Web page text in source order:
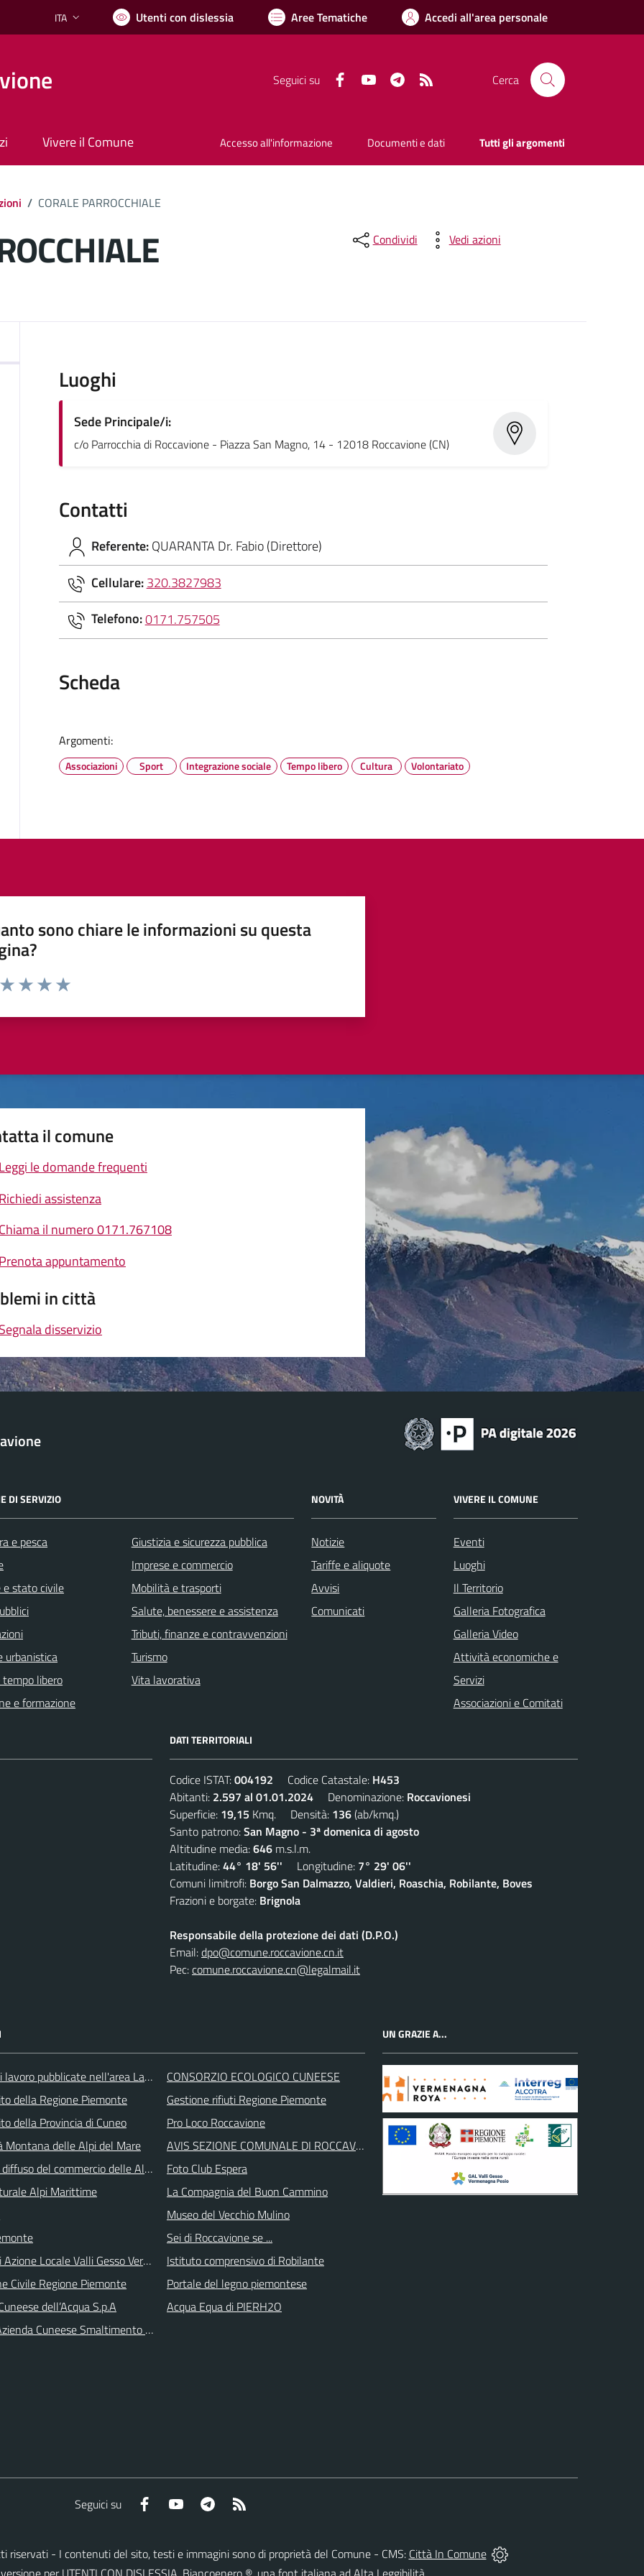
Lingua attiva:
ITA Utenti con dislessia Aree Tematiche Accedi all'area personale
Seguici su FacebookYouTube Telegram Cerca
Vivere il Comune Accesso all'informazione Documenti e dati Tutti gli argomenti
/ CORALE PARROCCHIALE
Condividi Vedi azioni
Luoghi
Sede Principale/i:
c/o Parrocchia di Roccavione - Piazza San Magno, 14 - 12018 Roccavione (CN)
Contatti
Referente:QUARANTA Dr. Fabio (Direttore)
Cellulare:320.3827983
Telefono:0171.757505
Scheda
Argomenti:
Associazioni Sport Integrazione sociale Tempo libero Cultura Volontariato
sono chiare le informazioni su questa
da 1 a 5 stelle la pagina
il comune
Leggi le domande frequenti
Richiedi assistenza
Chiama il numero 0171.767108
Prenota appuntamento
in città
Segnala disservizio
DI SERVIZIO
e pesca
e stato civile
urbanistica
libero
e formazione
Giustizia e sicurezza pubblica
Imprese e commercio
Mobilità e trasporti
Salute, benessere e assistenza
Tributi, finanze e contravvenzioni
Turismo
Vita lavorativa
NOVITÀ
Notizie
Tariffe e aliquote
Avvisi
Comunicati
VIVERE IL COMUNE
Eventi
Luoghi
Il Territorio
Galleria Fotografica
Galleria Video
Attività economiche e
Servizi
Associazioni e Comitati
DATI TERRITORIALI
Codice ISTAT:004192 Codice Catastale: H453
Abitanti: 2.597 al 01.01.2024 Denominazione: Roccavionesi
Superficie: 19,15 Kmq. Densità: 136(ab/kmq.)
Santo patrono:San Magno - 3ª domenica di agosto
Altitudine media:646 m.s.l.m.
Latitudine:44° 18' 56'' Longitudine: 7° 29' 06''
Comuni limitrofi: Borgo San Dalmazzo, Valdieri, Roaschia, Robilante, Boves
Frazioni e borgate: Brignola
Responsabile della protezione dei dati (D.P.O.)
Email:dpo@comune.roccavione.cn.it
Pec:comune.roccavione.cn@legalmail.it
lavoro pubblicate nell'area Lavoro di Piemonte Tu
della Regione Piemonte
della Provincia di Cuneo
Montana delle Alpi del Mare
del commercio delle Alpi Marittime
Alpi Marittime
Azione Locale Valli Gesso Vermenagna Pesio
Civile Regione Piemonte
dell’Acqua S.p.A
Cuneese Smaltimento Rifiuti
CONSORZIO ECOLOGICO CUNEESE
Gestione rifiuti Regione Piemonte
Pro Loco Roccavione
AVIS SEZIONE COMUNALE DI ROCCAVIONE
Foto Club Espera
La Compagnia del Buon Cammino
Museo del Vecchio Mulino
Sei di Roccavione se ...
Istituto comprensivo di Robilante
Portale del legno piemontese
Acqua Equa di PIERH2O
UN GRAZIE A...
Seguici su Facebook YouTube Telegram
riservati - I contenuti del sito, testi e immagini sono di proprietà del Comune - CMS: Città In Comune